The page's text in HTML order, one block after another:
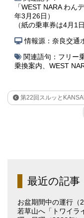
「WEST NARA わ
年3月26日）
（紙の乗車券は4月1
情報源：奈良交通
関連語句： フリー
乗換案内
WEST
第22回スルッと
最近の記事
お盆期間中の運行（
若草山へ「トワイ